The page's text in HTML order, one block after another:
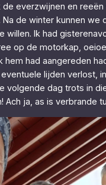
everzwijnen en reeën
de winter kunnen we
willen. Ik had
op de motorkap,
hem had aangereden
lijden verlost,
volgende dag trots in
Ach ja, as is verbrande